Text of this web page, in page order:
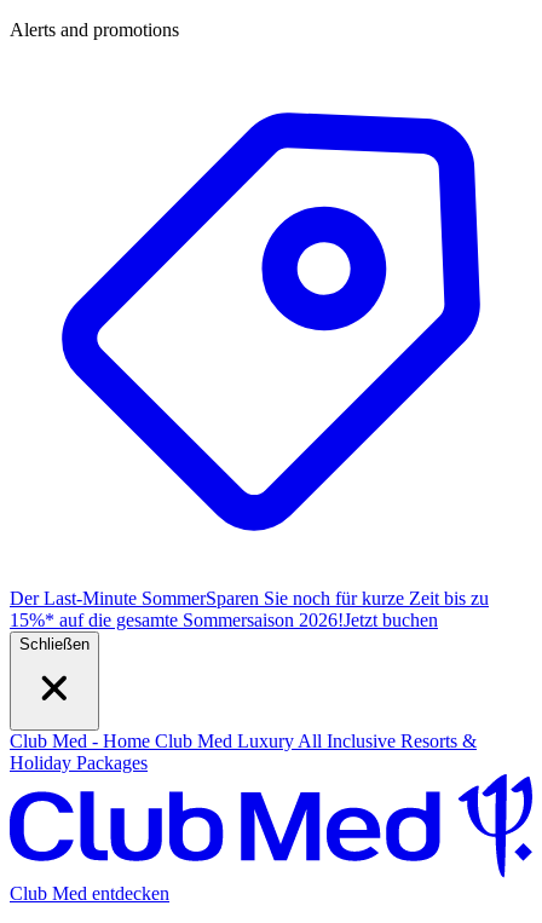
Alerts and promotions
Der Last-Minute SommerSparen Sie noch für kurze Zeit bis zu
15%* auf die gesamte Sommersaison 2026!Jetzt buchen
Schließen
Club Med - Home Club Med Luxury All Inclusive Resorts &
Holiday Packages
Club Med entdecken